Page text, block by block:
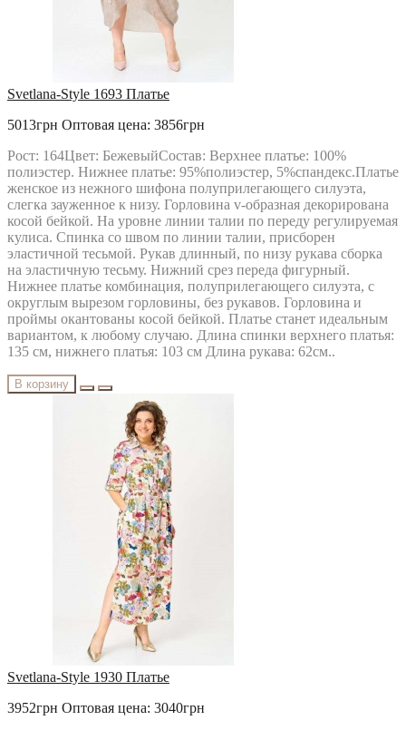
MIA MODA
MICHEL STYLE
MIRA-FASHION
MUBLIZ
NEEDLE REVERTEX
NINELE
NOVA LINE
ORHIDEYA LUX
PIRS
PRETTY
PUR PUR
RIVOLI
RUNELLA
SODA
SOLOMEYA LUX
Svetlana-Style
TAIER
TEFFI
TENSI
test_producer
VESNALETTO
VILENA FASHION
VITTORIA QUEEN
БелЭльСтиль
РАСПРОДАЖА
Твой Имидж
Svetlana-Style 1693 Платье
5013грн Оптовая цена: 3856грн
Рост: 164Цвет: БежевыйСостав: Верхнее платье: 100%
полиэстер. Нижнее платье: 95%полиэстер, 5%спандекс.Платье
женское из нежного шифона полуприлегающего силуэта,
слегка зауженное к низу. Горловина v-образная декорирована
косой бейкой. На уровне линии талии по переду регулируемая
кулиса. Спинка со швом по линии талии, присборен
эластичной тесьмой. Рукав длинный, по низу рукава сборка
на эластичную тесьму. Нижний срез переда фигурный.
Нижнее платье комбинация, полуприлегающего силуэта, с
округлым вырезом горловины, без рукавов. Горловина и
проймы окантованы косой бейкой. Платье станет идеальным
вариантом, к любому случаю. Длина спинки верхнего платья:
135 см, нижнего платья: 103 см Длина рукава: 62см..
В корзину
Svetlana-Style 1930 Платье
3952грн Оптовая цена: 3040грн